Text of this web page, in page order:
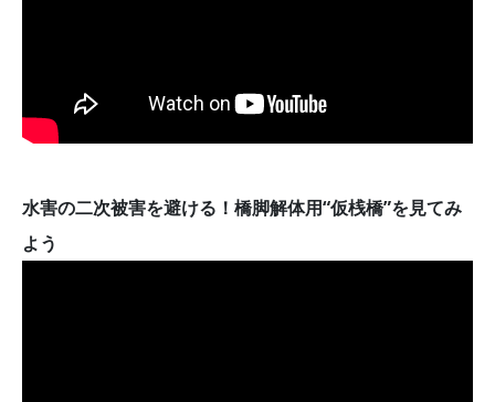
水害の二次被害を避ける！橋脚解体用“仮桟橋”を見てみ
よう